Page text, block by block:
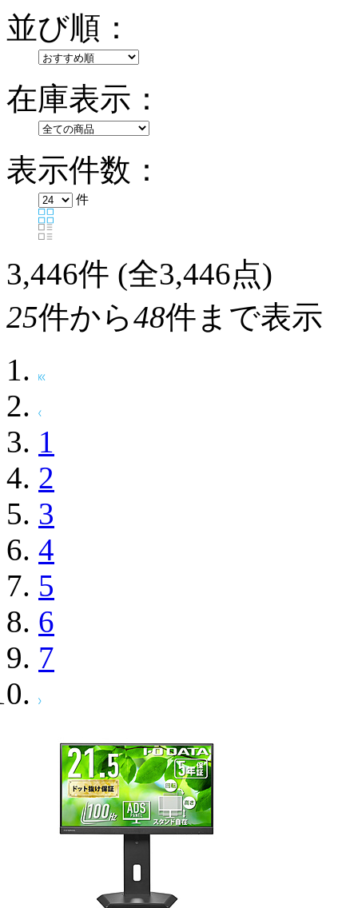
並び順：
在庫表示：
表示件数：
件
3,446件 (全3,446点)
25件から48件まで表示
1
2
3
4
5
6
7